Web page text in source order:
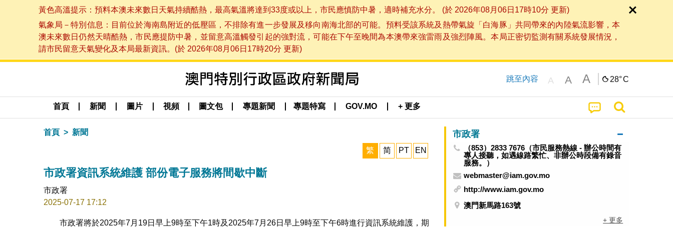
黃色高溫提示：預料本澳未來數日天氣持續酷熱，最高氣溫將達到33度或以上，市民應慎防中暑，適時補充水分。 (於 2026年08月06日17時10分 更新)
氣象局－特別信息：目前位於海南島附近的低壓區，不排除有進一步發展及移向南海北部的可能。預料受該系統及熱帶氣旋「白海豚」共同帶來的內陸氣流影響，本
澳未來數日仍然天晴酷熱，市民應提防中暑，並留意高溫觸發引起的強對流，可能在下午至晚間為本澳帶來強雷雨及強烈陣風。本局正密切監測有關系統發展情況，
請市民留意天氣變化及本局最新資訊。(於 2026年08月06日17時20分 更新)
跳至內容 A A A 28°C
首頁 新聞 圖片 視頻 圖文包 專題新聞 專題特寫 GOV.MO + 更多
首頁 新聞
繁 简 PT EN
市政署資訊系統維護 部份電子服務將間歇中斷
市政署
2025-07-17 17:12
市政署將於2025年7月19日早上9時至下午1時及2025年7月26日早上9時至下午6時進行資訊系統維護，期
市政署
（853）2833 7676（市民服務熱線 - 辦公時間有
專人接聽，如遇線路繁忙、非辦公時段備有錄音
服務。）
webmaster@iam.gov.mo
http://www.iam.gov.mo
澳門新馬路163號
+ 更多